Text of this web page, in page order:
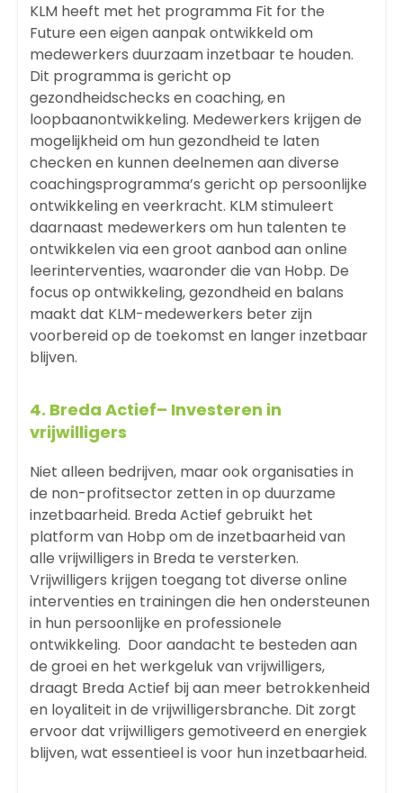
KLM heeft met het programma Fit for the
Future een eigen aanpak ontwikkeld om
medewerkers duurzaam inzetbaar te houden.
Dit programma is gericht op
gezondheidschecks en coaching, en
loopbaanontwikkeling. Medewerkers krijgen de
mogelijkheid om hun gezondheid te laten
checken en kunnen deelnemen aan diverse
coachingsprogramma’s gericht op persoonlijke
ontwikkeling en veerkracht. KLM stimuleert
daarnaast medewerkers om hun talenten te
ontwikkelen via een groot aanbod aan online
leerinterventies, waaronder die van Hobp. De
focus op ontwikkeling, gezondheid en balans
maakt dat KLM-medewerkers beter zijn
voorbereid op de toekomst en langer inzetbaar
blijven.
4. Breda Actief– Investeren in
vrijwilligers
Niet alleen bedrijven, maar ook organisaties in
de non-profitsector zetten in op duurzame
inzetbaarheid. Breda Actief gebruikt het
platform van Hobp om de inzetbaarheid van
alle vrijwilligers in Breda te versterken.
Vrijwilligers krijgen toegang tot diverse online
interventies en trainingen die hen ondersteunen
in hun persoonlijke en professionele
ontwikkeling. Door aandacht te besteden aan
de groei en het werkgeluk van vrijwilligers,
draagt Breda Actief bij aan meer betrokkenheid
en loyaliteit in de vrijwilligersbranche. Dit zorgt
ervoor dat vrijwilligers gemotiveerd en energiek
blijven, wat essentieel is voor hun inzetbaarheid.